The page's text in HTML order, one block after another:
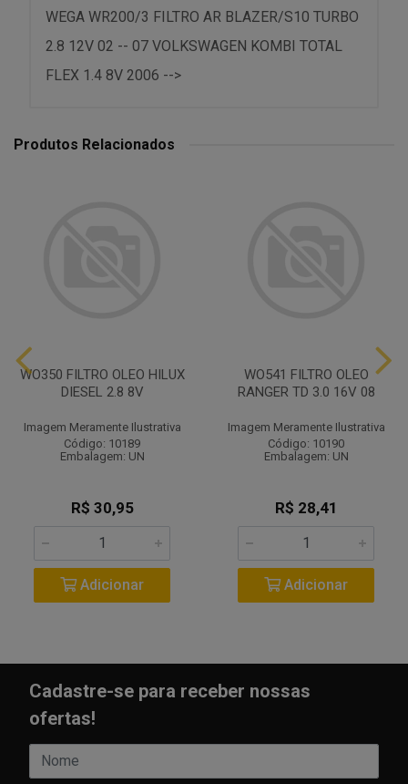
WEGA WR200/3 FILTRO AR BLAZER/S10 TURBO
2.8 12V 02 -- 07 VOLKSWAGEN KOMBI TOTAL
FLEX 1.4 8V 2006 -->
Produtos Relacionados
WO350 FILTRO OLEO HILUX
DIESEL 2.8 8V
Imagem Meramente Ilustrativa
Código: 10189
Embalagem: UN
R$ 30,95
Adicionar
WO541 FILTRO OLEO
RANGER TD 3.0 16V 08
Imagem Meramente Ilustrativa
Código: 10190
Embalagem: UN
R$ 28,41
Adicionar
Cadastre-se para receber nossas
ofertas!